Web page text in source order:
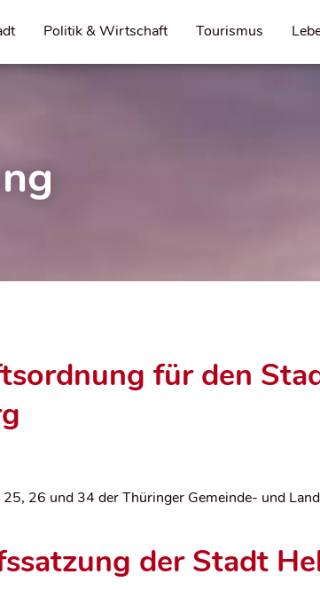
Politik & Wirtschaft Tourismus
für den
26 und 34 der Thüringer Gemeinde- und
der Stadt